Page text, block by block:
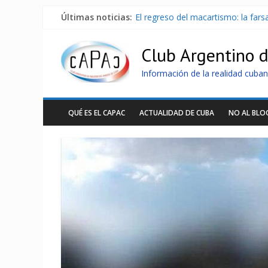
Últimas noticias: El regreso del macartismo: la
La Habana avanza en
Más de 7 000 contenedores
Club Argentino
Información de la realidad
QUÉ ES EL CAPAC ACTUALIDAD DE CUBA NO AL